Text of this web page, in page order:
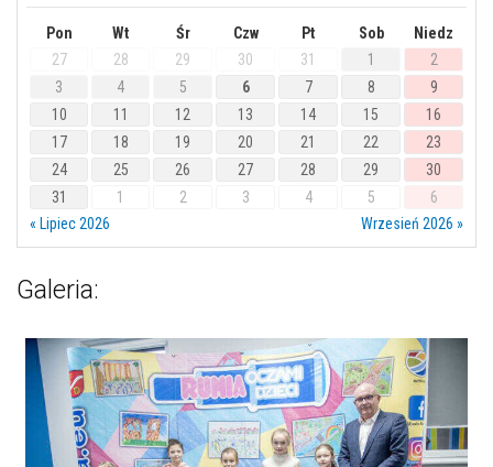
Pon Wt Śr Czw Pt Sob
Niedz
27
28 29 30 31 1
2
3
4 5 6 7 8
9
10
11 12 13 14 15
16
17
18 19 20 21 22
23
24
25 26 27 28 29
30
31
1 2 3 4 5
6
« Lipiec 2026
Wrzesień 2026 »
Galeria: